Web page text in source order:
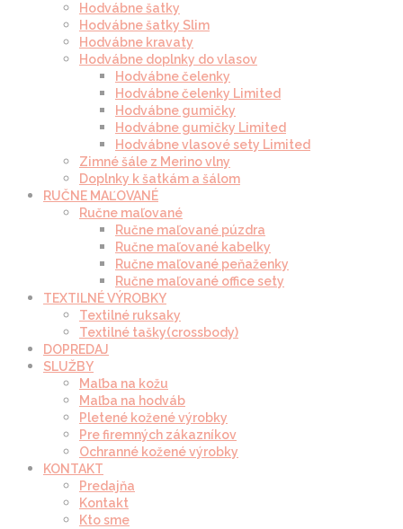
Hodvábne šatky
Hodvábne šatky Slim
Hodvábne kravaty
Hodvábne doplnky do vlasov
Hodvábne čelenky
Hodvábne čelenky Limited
Hodvábne gumičky
Hodvábne gumičky Limited
Hodvábne vlasové sety Limited
Zimné šále z Merino vlny
Doplnky k šatkám a šálom
RUČNE MAĽOVANÉ
Ručne maľované
Ručne maľované púzdra
Ručne maľované kabelky
Ručne maľované peňaženky
Ručne maľované office sety
TEXTILNÉ VÝROBKY
Textilné ruksaky
Textilné tašky(crossbody)
DOPREDAJ
SLUŽBY
Maľba na kožu
Maľba na hodváb
Pletené kožené výrobky
Pre firemných zákazníkov
Ochranné kožené výrobky
KONTAKT
Predajňa
Kontakt
Kto sme